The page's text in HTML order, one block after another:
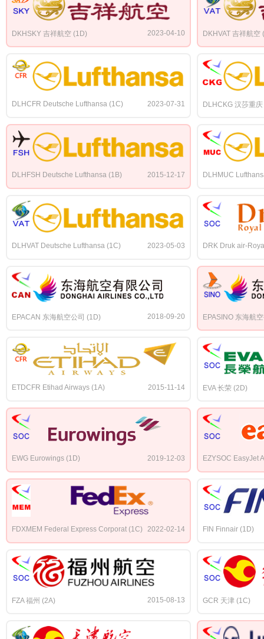
DKHSKY 吉祥航空 (1D) 2023-04-10 DKHVAT 吉祥航空
DLHCFR Deutsche Lufthansa (1C) 2023-07-31 DLHCKG 汉莎重
DLHFSH Deutsche Lufthansa (1B) 2015-12-17 DLHMUC
DLHVAT Deutsche Lufthansa (1C) 2023-05-03 DRK Druk air-
EPACAN 东海航空公司 (1D) 2018-09-20 EPASINO 东海航
ETDCFR Etihad Airways (1A) 2015-11-14 EVA 长荣 (2D)
EWG Eurowings (1D) 2019-12-03 EZYSOC EasyJet
FDXMEM Federal Express Corporat (1C) 2022-02-14 FIN Finnair (1D)
FZA 福州 (2A) 2015-08-13 GCR 天津 (1C)